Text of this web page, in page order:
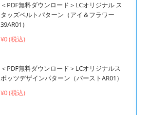
＜PDF無料ダウンロード＞LCオリジナル ス
タッズベルトパターン（アイ＆フラワー
39AR01）
¥0 (税込)
＜PDF無料ダウンロード＞LCオリジナルス
ポッツデザインパターン（バーストAR01）
¥0 (税込)